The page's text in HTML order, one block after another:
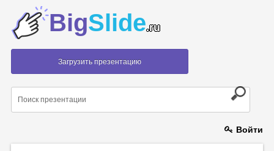
BigSlide.ru
Загрузить презентацию
Войти